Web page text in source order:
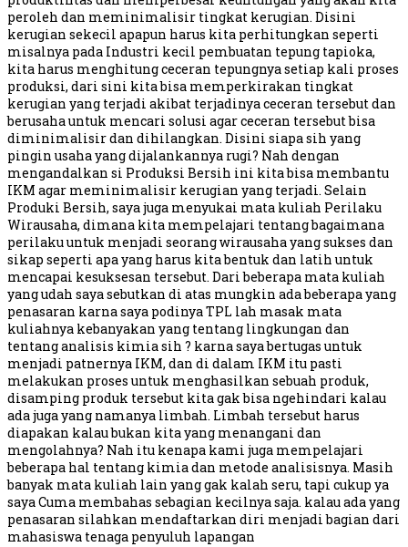
peroleh dan meminimalisir tingkat kerugian. Disini
kerugian sekecil apapun harus kita perhitungkan seperti
misalnya pada Industri kecil pembuatan tepung tapioka,
kita harus menghitung ceceran tepungnya setiap kali proses
produksi, dari sini kita bisa memperkirakan tingkat
kerugian yang terjadi akibat terjadinya ceceran tersebut dan
berusaha untuk mencari solusi agar ceceran tersebut bisa
diminimalisir dan dihilangkan. Disini siapa sih yang
pingin usaha yang dijalankannya rugi? Nah dengan
mengandalkan si Produksi Bersih ini kita bisa membantu
IKM agar meminimalisir kerugian yang terjadi. Selain
Produki Bersih, saya juga menyukai mata kuliah Perilaku
Wirausaha, dimana kita mempelajari tentang bagaimana
perilaku untuk menjadi seorang wirausaha yang sukses dan
sikap seperti apa yang harus kita bentuk dan latih untuk
mencapai kesuksesan tersebut. Dari beberapa mata kuliah
yang udah saya sebutkan di atas mungkin ada beberapa yang
penasaran karna saya podinya TPL lah masak mata
kuliahnya kebanyakan yang tentang lingkungan dan
tentang analisis kimia sih ? karna saya bertugas untuk
menjadi patnernya IKM, dan di dalam IKM itu pasti
melakukan proses untuk menghasilkan sebuah produk,
disamping produk tersebut kita gak bisa ngehindari kalau
ada juga yang namanya limbah. Limbah tersebut harus
diapakan kalau bukan kita yang menangani dan
mengolahnya? Nah itu kenapa kami juga mempelajari
beberapa hal tentang kimia dan metode analisisnya. Masih
banyak mata kuliah lain yang gak kalah seru, tapi cukup ya
saya Cuma membahas sebagian kecilnya saja. kalau ada yang
penasaran silahkan mendaftarkan diri menjadi bagian dari
mahasiswa tenaga penyuluh lapangan